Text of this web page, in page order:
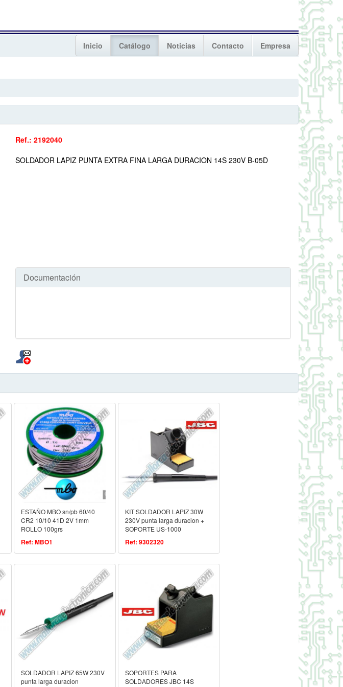
Inicio Catálogo Noticias Contacto
Empresa
Ref.: 2192040
SOLDADOR LAPIZ PUNTA EXTRA FINA LARGA DURACION 14S 230V B-05D
Documentación
ESTAÑO MBO sn/pb 60/40
CR2 10/10 41D 2V 1mm
ROLLO 100grs
Ref: MBO1
KIT SOLDADOR LAPIZ 30W
230V punta larga duracion +
SOPORTE US-1000
Ref: 9302320
SOLDADOR LAPIZ 65W 230V
punta larga duracion
SOPORTES PARA
SOLDADORES JBC 14S